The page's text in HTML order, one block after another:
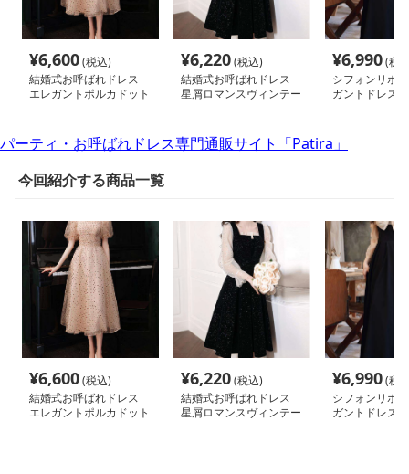
¥6,600(税込)
結婚式お呼ばれドレス
エレガントポルカドット
¥6,220(税込)
結婚式お呼ばれドレス
星屑ロマンスヴィンテー
¥6,990(税
シフォンリボ
ガントドレス
パーティ・お呼ばれドレス専門通販サイト「Patira」
今回紹介する商品一覧
¥6,600(税込)
結婚式お呼ばれドレス
エレガントポルカドット
¥6,220(税込)
結婚式お呼ばれドレス
星屑ロマンスヴィンテー
¥6,990(税
シフォンリボ
ガントドレス